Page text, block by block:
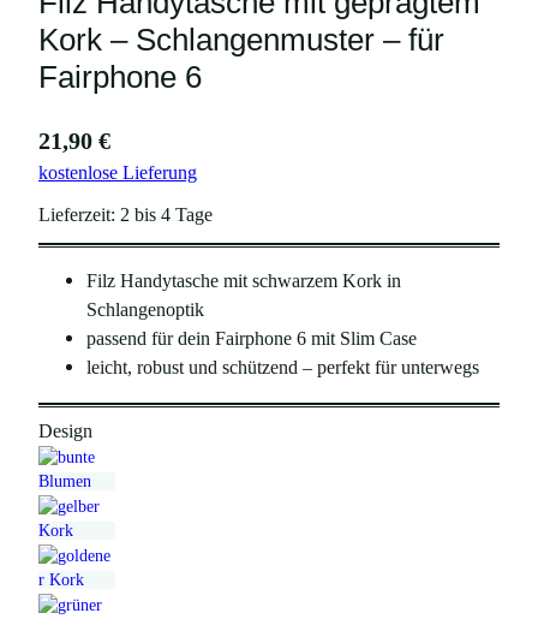
Kork – Schlangenmuster – für
Fairphone 6
21,90 €
kostenlose Lieferung
Lieferzeit: 2 bis 4 Tage
Filz Handytasche mit schwarzem Kork in
Schlangenoptik
passend für dein Fairphone 6 mit Slim Case
leicht, robust und schützend – perfekt für unterwegs
Design